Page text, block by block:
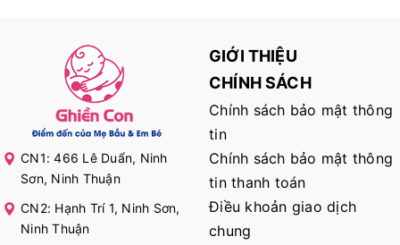
CN1: 466 Lê Duẩn, Ninh
Sơn, Ninh Thuận
CN2: Hạnh Trí 1, Ninh Sơn,
Ninh Thuận
GIỚI THIỆU
CHÍNH SÁCH
Chính sách bảo mật thông
tin
Chính sách bảo mật thông
tin thanh toán
Điều khoản giao dịch
chung